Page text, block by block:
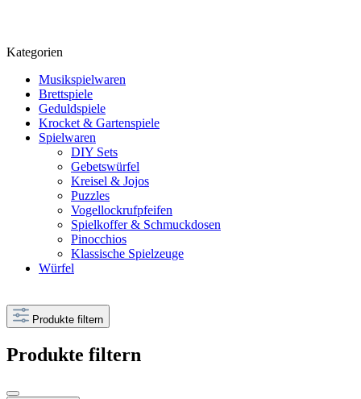
Kategorien
Musikspielwaren
Brettspiele
Geduldspiele
Krocket & Gartenspiele
Spielwaren
DIY Sets
Gebetswürfel
Kreisel & Jojos
Puzzles
Vogellockrufpfeifen
Spielkoffer & Schmuckdosen
Pinocchios
Klassische Spielzeuge
Würfel
Produkte filtern
Produkte filtern